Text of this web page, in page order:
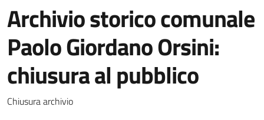
Archivio storico comunale
Paolo Giordano Orsini:
chiusura al pubblico
Dettagli della notizia
Chiusura archivio